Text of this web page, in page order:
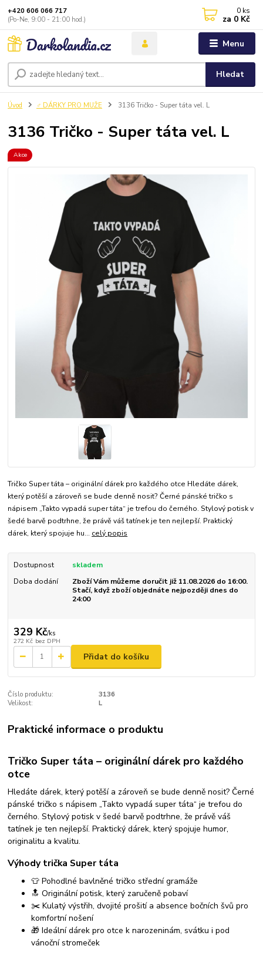
Menu
Hledat
+420 606 066 717
(Po-Ne, 9:00 - 21:00 hod.)
0 ks
za 0 Kč
Úvod ♂️ DÁRKY PRO MUŽE 3136 Tričko - Super táta vel. L
3136 Tričko - Super táta vel. L
Akce
Tričko Super táta – originální dárek pro každého otce Hledáte dárek,
který potěší a zároveň se bude denně nosit? Černé pánské tričko s
nápisem „Takto vypadá super táta“ je trefou do černého. Stylový potisk v
šedé barvě podtrhne, že právě váš tatínek je ten nejlepší. Praktický
dárek, který spojuje hu... celý popis
Dostupnost
skladem
Doba dodání
Zboží Vám můžeme doručit již 11.08.2026 do 16:00.
Stačí, když zboží objednáte nejpozději dnes do
24:00
329 Kč/ks
272 Kč bez DPH
Přidat do košíku
Číslo produktu:
3136
Velikost:
L
Praktické informace o produktu
Tričko Super táta – originální dárek pro každého
otce
Hledáte dárek, který potěší a zároveň se bude denně nosit? Černé
pánské tričko s nápisem „Takto vypadá super táta“ je trefou do
černého. Stylový potisk v šedé barvě podtrhne, že právě váš
tatínek je ten nejlepší. Praktický dárek, který spojuje humor,
originalitu a kvalitu.
Výhody trička Super táta
👕 Pohodlné bavlněné tričko střední gramáže
🔝 Originální potisk, který zaručeně pobaví
✂️ Kulatý výstřih, dvojité prošití a absence bočních švů pro
komfortní nošení
🎁 Ideální dárek pro otce k narozeninám, svátku i pod
vánoční stromeček